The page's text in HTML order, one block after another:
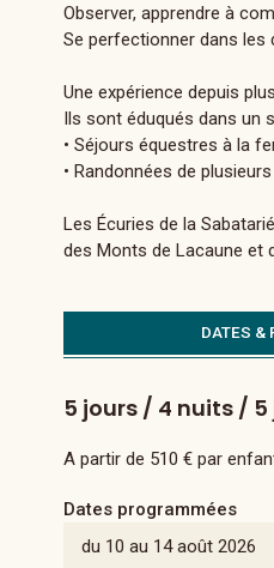
Observer, apprendre à
Se perfectionner dans les
Une expérience depuis
Ils sont éduqués dans un
• Séjours équestres à la
• Randonnées de
Les Écuries de la
des Monts de Lacaune et
DATES &
5 jours / 4 nuits /
A partir de 510 € par
Dates programmées
du 10 au 14 août 2026